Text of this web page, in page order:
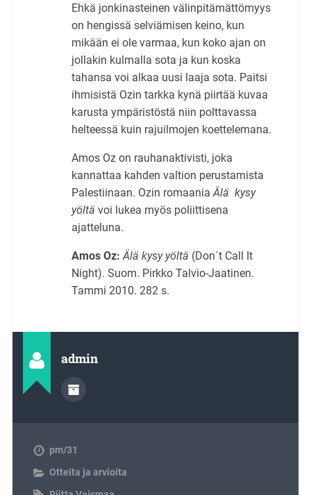
Ehkä jonkinasteinen välinpitämättömyys
on hengissä selviämisen keino, kun
mikään ei ole varmaa, kun koko ajan on
jollakin kulmalla sota ja kun koska
tahansa voi alkaa uusi laaja sota. Paitsi
ihmisistä Ozin tarkka kynä piirtää kuvaa
karusta ympäristöstä niin polttavassa
helteessä kuin rajuilmojen koettelemana.
Amos Oz on rauhanaktivisti, joka
kannattaa kahden valtion perustamista
Palestiinaan. Ozin romaania Älä kysy
yöltä voi lukea myös poliittisena
ajatteluna.
Amos Oz: Älä kysy yöltä (Don´t Call It
Night). Suom. Pirkko Talvio-Jaatinen.
Tammi 2010. 282 s.
admin
pm/31
Otteita ja arvioita